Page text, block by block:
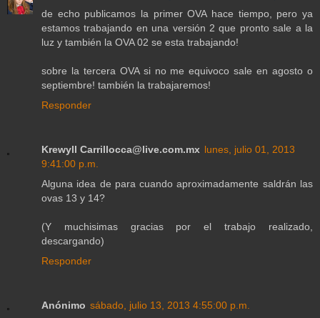
de echo publicamos la primer OVA hace tiempo, pero ya
estamos trabajando en una versión 2 que pronto sale a la
luz y también la OVA 02 se esta trabajando!
sobre la tercera OVA si no me equivoco sale en agosto o
septiembre! también la trabajaremos!
Responder
Krewyll Carrillocca@live.com.mx lunes, julio 01, 2013
9:41:00 p.m.
Alguna idea de para cuando aproximadamente saldrán las
ovas 13 y 14?
(Y muchisimas gracias por el trabajo realizado,
descargando)
Responder
Anónimo sábado, julio 13, 2013 4:55:00 p.m.